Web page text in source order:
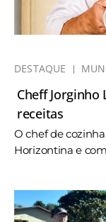
DESTAQUE
Cheff
receitas
O chef de
Horizontina e